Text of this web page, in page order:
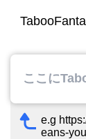
e.g
eans-